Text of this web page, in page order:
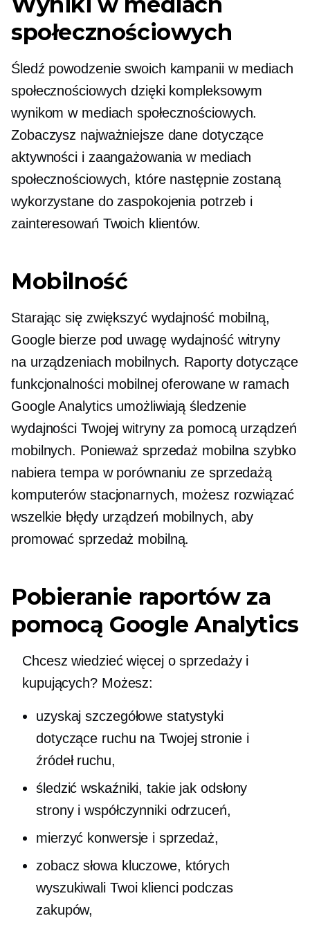
społecznościowych
Śledź powodzenie swoich kampanii w mediach
społecznościowych dzięki kompleksowym
wynikom w mediach społecznościowych.
Zobaczysz najważniejsze dane dotyczące
aktywności i zaangażowania w mediach
społecznościowych, które następnie zostaną
wykorzystane do zaspokojenia potrzeb i
zainteresowań Twoich klientów.
Mobilność
Starając się zwiększyć wydajność mobilną,
Google bierze pod uwagę wydajność witryny
na urządzeniach mobilnych. Raporty dotyczące
funkcjonalności mobilnej oferowane w ramach
Google Analytics umożliwiają śledzenie
wydajności Twojej witryny za pomocą urządzeń
mobilnych. Ponieważ sprzedaż mobilna szybko
nabiera tempa w porównaniu ze sprzedażą
komputerów stacjonarnych, możesz rozwiązać
wszelkie błędy urządzeń mobilnych, aby
promować sprzedaż mobilną.
Pobieranie raportów za
pomocą Google Analytics
Chcesz wiedzieć więcej o sprzedaży i
kupujących? Możesz:
uzyskaj szczegółowe statystyki
dotyczące ruchu na Twojej stronie i
źródeł ruchu,
śledzić wskaźniki, takie jak odsłony
strony i współczynniki odrzuceń,
mierzyć konwersje i sprzedaż,
zobacz słowa kluczowe, których
wyszukiwali Twoi klienci podczas
zakupów,